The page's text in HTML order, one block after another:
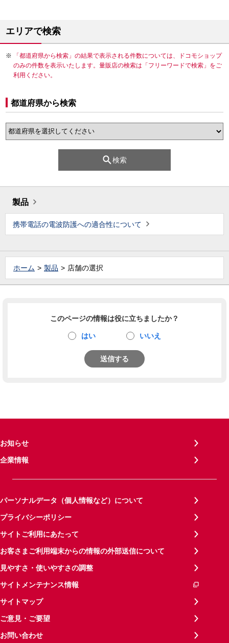
エリアで検索
「都道府県から検索」の結果で表示される件数については、ドコモショップ
のみの件数を表示いたします。量販店の検索は「フリーワードで検索」をご
利用ください。
都道府県から検索
検索
製品
携帯電話の電波防護への適合性について
ホーム 製品 店舗の選択
このページの情報は役に立ちましたか？
はい いいえ
送信する
お知らせ
企業情報
パーソナルデータ（個人情報など）について
プライバシーポリシー
サイトご利用にあたって
お客さまご利用端末からの情報の外部送信について
見やすさ・使いやすさの調整
サイトメンテナンス情報
サイトマップ
ご意見・ご要望
お問い合わせ